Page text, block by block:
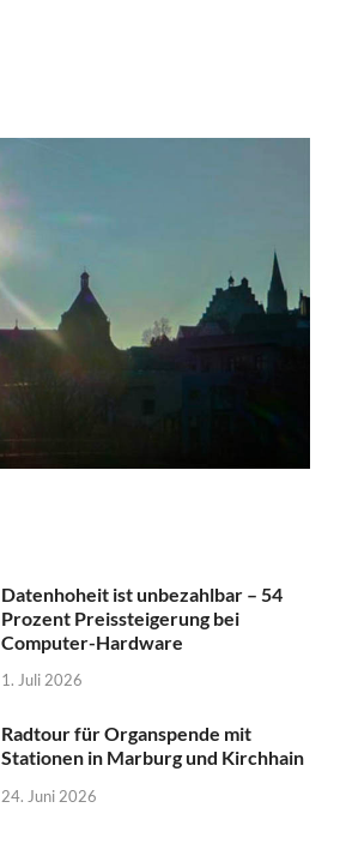
Datenhoheit ist unbezahlbar – 54
Prozent Preissteigerung bei
Computer-Hardware
1. Juli 2026
Radtour für Organspende mit
Stationen in Marburg und Kirchhain
24. Juni 2026